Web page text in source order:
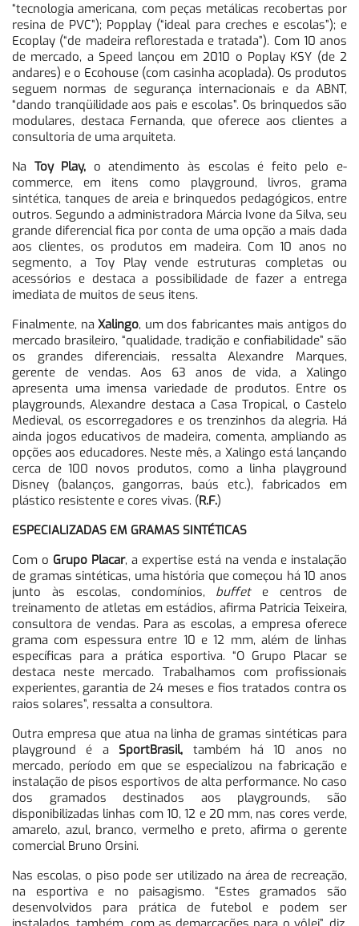
“tecnologia americana, com peças metálicas recobertas por
resina de PVC”); Popplay (“ideal para creches e escolas”); e
Ecoplay (“de madeira reflorestada e tratada”). Com 10 anos
de mercado, a Speed lançou em 2010 o Poplay KSY (de 2
andares) e o Ecohouse (com casinha acoplada). Os produtos
seguem normas de segurança internacionais e da ABNT,
“dando tranqüilidade aos pais e escolas”. Os brinquedos são
modulares, destaca Fernanda, que oferece aos clientes a
consultoria de uma arquiteta.
Na Toy Play, o atendimento às escolas é feito pelo e-
commerce, em itens como playground, livros, grama
sintética, tanques de areia e brinquedos pedagógicos, entre
outros. Segundo a administradora Márcia Ivone da Silva, seu
grande diferencial fica por conta de uma opção a mais dada
aos clientes, os produtos em madeira. Com 10 anos no
segmento, a Toy Play vende estruturas completas ou
acessórios e destaca a possibilidade de fazer a entrega
imediata de muitos de seus itens.
Finalmente, na Xalingo, um dos fabricantes mais antigos do
mercado brasileiro, “qualidade, tradição e confiabilidade” são
os grandes diferenciais, ressalta Alexandre Marques,
gerente de vendas. Aos 63 anos de vida, a Xalingo
apresenta uma imensa variedade de produtos. Entre os
playgrounds, Alexandre destaca a Casa Tropical, o Castelo
Medieval, os escorregadores e os trenzinhos da alegria. Há
ainda jogos educativos de madeira, comenta, ampliando as
opções aos educadores. Neste mês, a Xalingo está lançando
cerca de 100 novos produtos, como a linha playground
Disney (balanços, gangorras, baús etc.), fabricados em
plástico resistente e cores vivas. (R.F.)
ESPECIALIZADAS EM GRAMAS SINTÉTICAS
Com o Grupo Placar, a expertise está na venda e instalação
de gramas sintéticas, uma história que começou há 10 anos
junto às escolas, condomínios, buffete centros de
treinamento de atletas em estádios, afirma Patricia Teixeira,
consultora de vendas. Para as escolas, a empresa oferece
grama com espessura entre 10 e 12 mm, além de linhas
específicas para a prática esportiva. “O Grupo Placar se
destaca neste mercado. Trabalhamos com profissionais
experientes, garantia de 24 meses e fios tratados contra os
raios solares”, ressalta a consultora.
Outra empresa que atua na linha de gramas sintéticas para
playground é a SportBrasil, também há 10 anos no
mercado, período em que se especializou na fabricação e
instalação de pisos esportivos de alta performance. No caso
dos gramados destinados aos playgrounds, são
disponibilizadas linhas com 10, 12 e 20 mm, nas cores verde,
amarelo, azul, branco, vermelho e preto, afirma o gerente
comercial Bruno Orsini.
Nas escolas, o piso pode ser utilizado na área de recreação,
na esportiva e no paisagismo. “Estes gramados são
desenvolvidos para prática de futebol e podem ser